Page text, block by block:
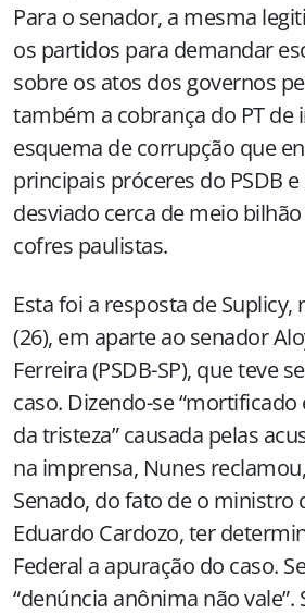
Para o senador, a mesma
os partidos para demandar
sobre os atos dos governos
também a cobrança do PT de
esquema de corrupção que
principais próceres do PSDB
desviado cerca de meio
cofres paulistas.
Esta foi a resposta de Suplicy,
(26), em aparte ao senador
Ferreira (PSDB-SP), que teve
caso. Dizendo-se
da tristeza” causada pelas
na imprensa, Nunes
Senado, do fato de o ministro
Eduardo Cardozo, ter
Federal a apuração do caso.
“denúncia anônima não vale”.